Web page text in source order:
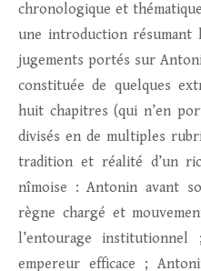
chronologique et
une introduction résumant
jugements portés sur
constituée de quelques
huit chapitres (qui n’en
divisés en de multiples
tradition et réalité d’un
nîmoise : Antonin avant
règne chargé et
l’entourage
empereur efficace ;